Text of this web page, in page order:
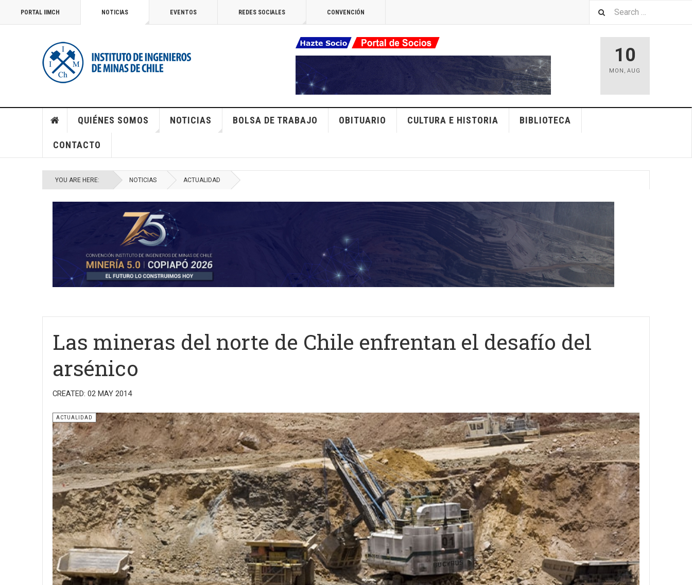
PORTAL IIMCH NOTICIAS EVENTOS REDES SOCIALES CONVENCIÓN
10
MON ,AUG
QUIÉNES SOMOS NOTICIAS BOLSA DE TRABAJO OBITUARIO CULTURA E HISTORIA BIBLIOTECA
CONTACTO
YOU ARE HERE: NOTICIAS ACTUALIDAD
Las mineras del norte de Chile enfrentan el desafío del
arsénico
CREATED: 02 MAY 2014
ACTUALIDAD